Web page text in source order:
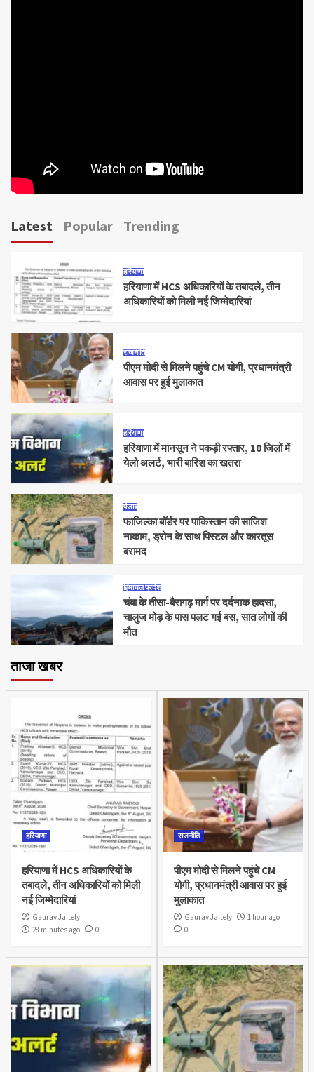
Latest Popular Trending
हरियाणा
हरियाणा में HCS अधिकारियों के तबादले, तीन
अधिकारियों को मिली नई जिम्मेदारियां
राजनीति
पीएम मोदी से मिलने पहुंचे CM योगी, प्रधानमंत्री
आवास पर हुई मुलाकात
हरियाणा
हरियाणा में मानसून ने पकड़ी रफ्तार, 10 जिलों में
येलो अलर्ट, भारी बारिश का खतरा
पंजाब
फाजिल्का बॉर्डर पर पाकिस्तान की साजिश
नाकाम, ड्रोन के साथ पिस्टल और कारतूस
बरामद
हिमाचल प्रदेश
चंबा के तीसा-बैरागढ़ मार्ग पर दर्दनाक हादसा,
चालुज मोड़ के पास पलट गई बस, सात लोगों की
मौत
ताजा खबर
हरियाणा
हरियाणा में HCS अधिकारियों के
तबादले, तीन अधिकारियों को मिली
नई जिम्मेदारियां
Gaurav Jaitely
28 minutes ago
0
राजनीति
पीएम मोदी से मिलने पहुंचे CM
योगी, प्रधानमंत्री आवास पर हुई
मुलाकात
Gaurav Jaitely
1 hour ago
0